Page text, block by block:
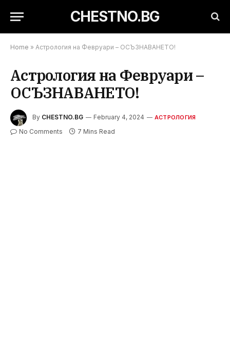
CHESTNO.BG
Home » Астрология на Февруари – ОСЪЗНАВАНЕТО!
Астрология на Февруари –
ОСЪЗНАВАНЕТО!
By CHESTNO.BG February 4, 2024 АСТРОЛОГИЯ
No Comments 7 Mins Read